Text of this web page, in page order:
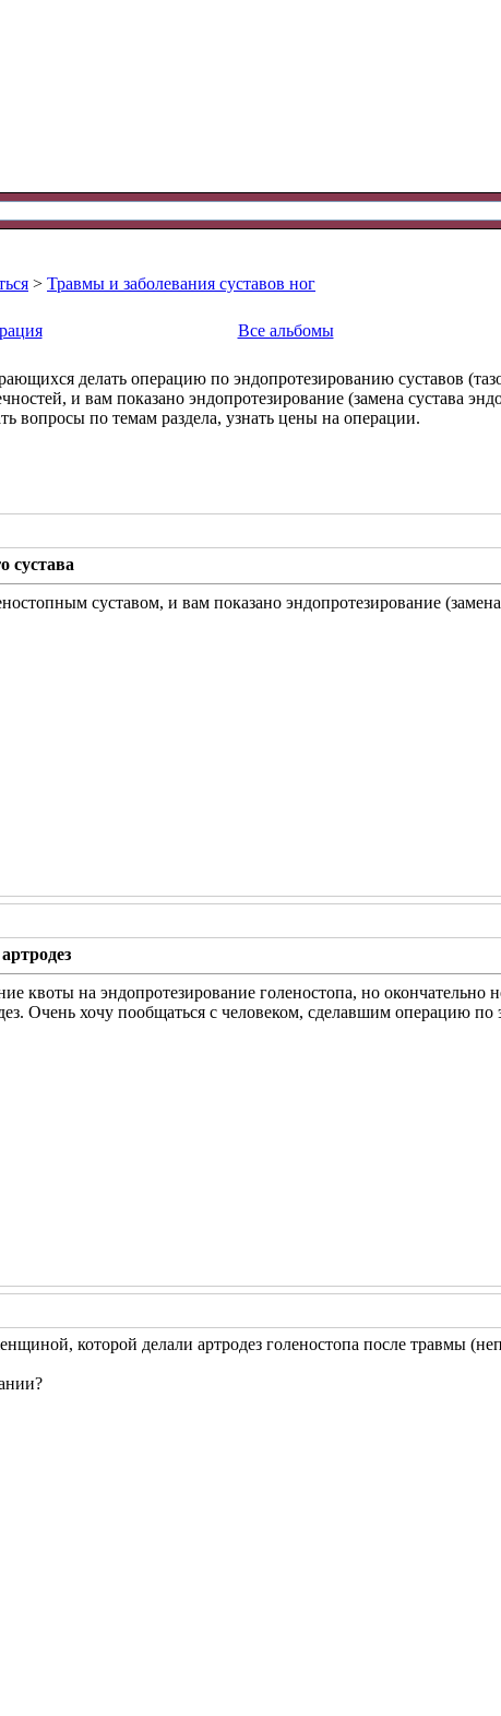
> Травмы и заболевания суставов ног
Все альбомы
делать операцию по эндопротезированию суставов
и вам показано эндопротезирование (замена сустава
вопросы по темам раздела, узнать цены на операции.
сустава
суставом, и вам показано эндопротезирование
квоты на эндопротезирование голеностопа, но окончательно
Очень хочу пообщаться с человеком, сделавшим операцию по
которой делали артродез голеностопа после травмы